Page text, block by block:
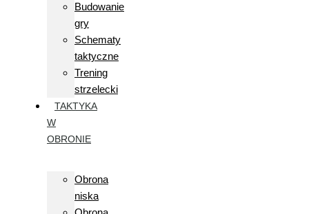
Budowanie
gry
Schematy
taktyczne
Trening
strzelecki
TAKTYKA
W
OBRONIE
Obrona
niska